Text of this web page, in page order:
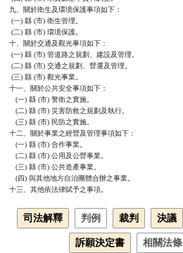
九、關於衛生及環境保護事項如下：
(一) 縣 (市) 衛生管理。
(二) 縣 (市) 環境保護。
十、關於交通及觀光事項如下：
(一) 縣 (市) 管道路之規劃、建設及管理。
(二) 縣 (市) 交通之規劃、營運及管理。
(三) 縣 (市) 觀光事業。
十一、關於公共安全事項如下：
   (一) 縣 (市) 警衛之實施。
   (二) 縣 (市) 災害防救之規劃及執行。
   (三) 縣 (市) 民防之實施。
十二、關於事業之經營及管理事項如下：
   (一) 縣 (市) 合作事業。
   (二) 縣 (市) 公用及公營事業。
   (三) 縣 (市) 公共造產事業。
   (四) 與其他地方自治團體合辦之事業。
十三、其他依法律賦予之事項。
司法解釋 判例 裁判 決議
訴願決定書 相關法條